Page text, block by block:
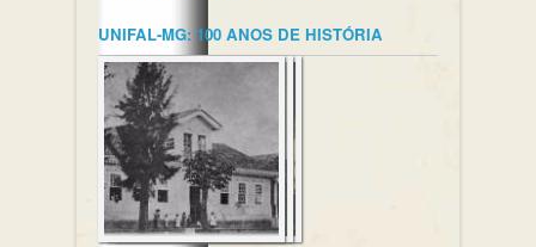
UNIFAL-MG: 100 ANOS DE HISTÓRIA